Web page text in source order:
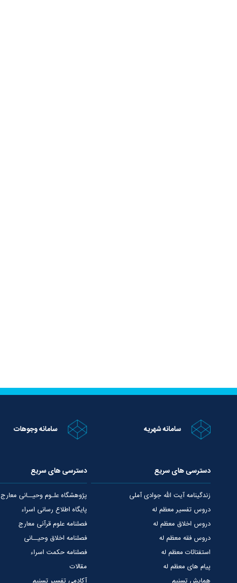
سامانه شهریه سامانه وجوهات
دسترسی های سریع
زندگینامه آیت الله جوادی آملی
دروس تفسیر معظم له
دروس اخلاق معظم له
دروس فقه معظم له
استفتائات معظم له
پیام های معظم له
دسترسی های سریع
پژوهشگاه علـوم وحیــانی معارج
پایگاه اطلاع رسانی اسراء
فصلنامه علوم قرآنی معارج
فصلنامه اخلاق وحیــانی
فصلنامه حکمت اسراء
مقالات